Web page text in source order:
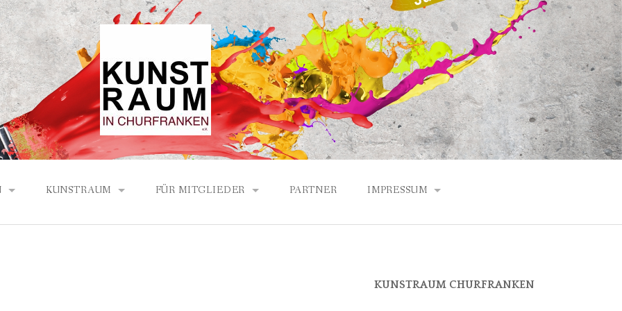
DES KUNSTRAUMS
KUNSTRAUM
PROGRAMM LÖW HAUS 2026
FÜR MITGLIEDER
BERICHTE / PROTOKOLLE
PARTNER IMPRESSUM
DATENSCHUTZERKLÄRUNG
KUNSTRAUM CHURFRANKEN